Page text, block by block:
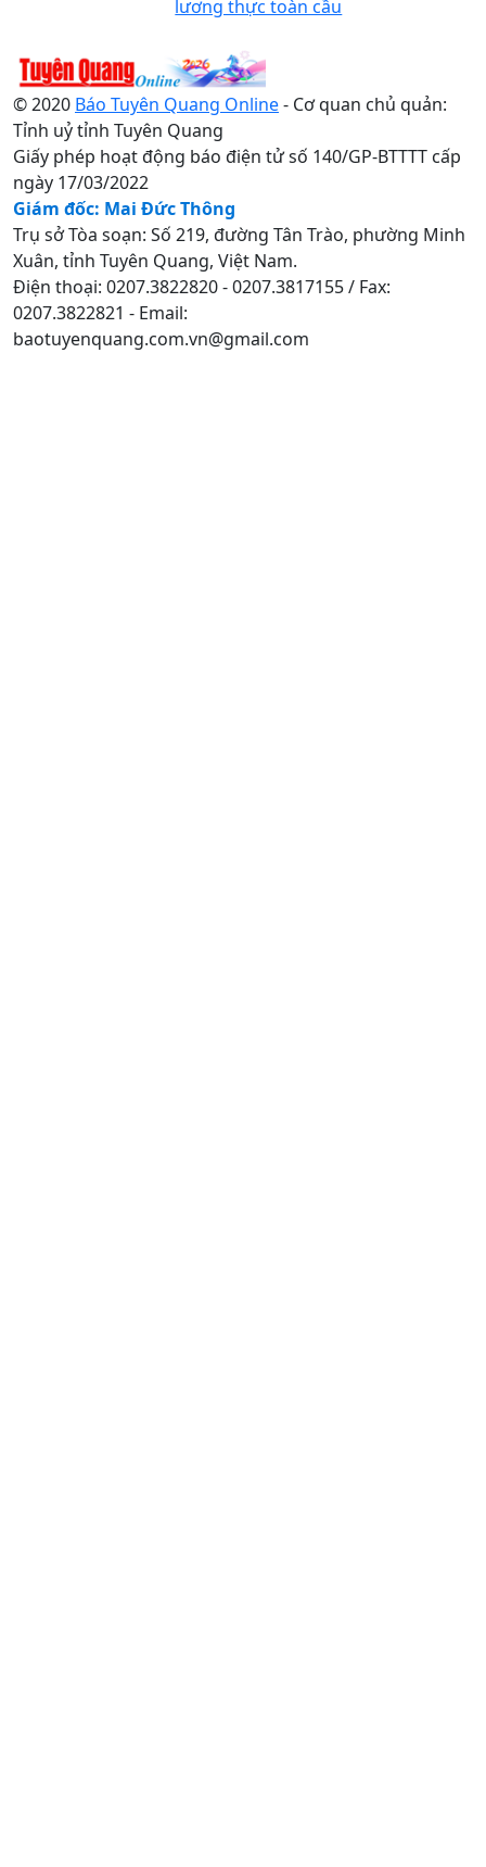
lương thực toàn cầu
© 2020 Báo Tuyên Quang Online- Cơ quan chủ quản:
Tỉnh uỷ tỉnh Tuyên Quang
Giấy phép hoạt động báo điện tử số 140/GP-BTTTT cấp
ngày 17/03/2022
Giám đốc: Mai Đức Thông
Trụ sở Tòa soạn: Số 219, đường Tân Trào, phường Minh
Xuân, tỉnh Tuyên Quang, Việt Nam.
Điện thoại: 0207.3822820 - 0207.3817155 / Fax:
0207.3822821 - Email:
baotuyenquang.com.vn@gmail.com